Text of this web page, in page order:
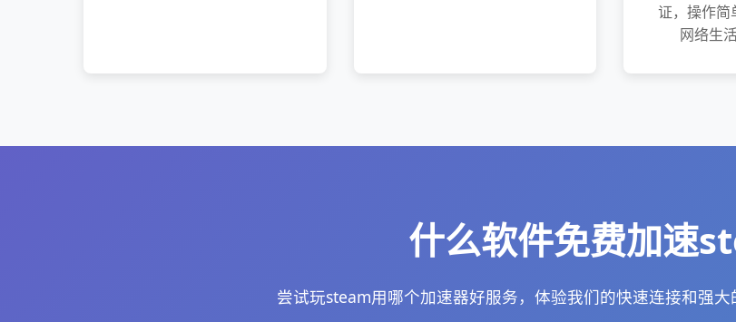
证，操作简
网络生
什么软件免费加速
尝试玩steam用哪个加速器好服务，体验我们的快速连接和强大